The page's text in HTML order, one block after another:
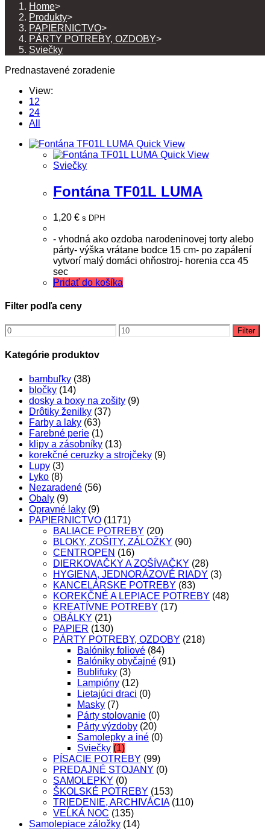
Home>
Produkty>
PAPIERNICTVO>
PÁRTY POTREBY, OZDOBY>
Sviečky
Prednastavené zoradenie
View:
12
24
All
Quick View
Quick View
Sviečky
Fontána TF01L LUMA
1,20 € s DPH
- vhodná ako ozdoba narodeninovej torty alebo
párty- výška vrátane bodce 15 cm- po zapálení
vytvorí malý domáci ohňostroj- horenia cca 45
sec
Pridať do košíka
Filter podľa ceny
Minimálna
cena
Maximálna
cena
Filter
Kategórie produktov
bambuľky (38)
bločky (14)
dosky a boxy na zošity (9)
Drôtiky ženilky (37)
Farby a laky (63)
Farebné perie (1)
klipy a zásobníky (13)
korekčné ceruzky a strojčeky (9)
Lupy (3)
Lyko (8)
Nezaradené (56)
Obaly (9)
Opravné laky (9)
PAPIERNICTVO (1171)
BALIACE POTREBY (20)
BLOKY, ZOŠITY, ZÁLOŽKY (90)
CENTROPEN (16)
DIERKOVAČKY A ZOŠÍVAČKY (28)
HYGIENA, JEDNORÁZOVÉ RIADY (3)
KANCELÁRSKE POTREBY (83)
KOREKČNÉ A LEPIACE POTREBY (48)
KREATÍVNE POTREBY (17)
OBÁLKY (21)
PAPIER (130)
PÁRTY POTREBY, OZDOBY (218)
Balóniky foliové (84)
Balóniky obyčajné (91)
Bublifuky (3)
Lampióny (12)
Lietajúci draci (0)
Masky (7)
Párty stolovanie (0)
Párty výzdoby (20)
Samolepky a iné (0)
Sviečky (1)
PÍSACIE POTREBY (99)
PREDAJNÉ STOJANY (0)
SAMOLEPKY (0)
ŠKOLSKÉ POTREBY (153)
TRIEDENIE, ARCHIVÁCIA (110)
VEĹKÁ NOC (135)
Samolepiace záložky (14)